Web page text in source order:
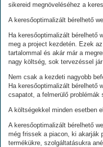
sikereid megnöveléséhez a
A keresőoptimalizált bérelhető
Ha keresőoptimalizált bérelhető
meg a project kezdetén. Ezek
tartalommal és akár már a
nagy költség, sok tervezéssel
Nem csak a kezdeti nagyobb
Ha keresőoptimalizált bérelhető
csapatot, a felmerülő problémák
A költségekkel minden esetben
A keresőoptimalizált bérelhető
még frissek a piacon, ki akarják
termékükre, szolgáltatásukra